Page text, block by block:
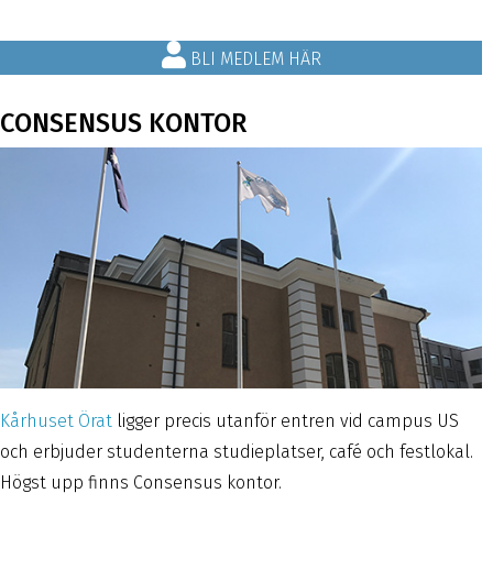
BLI MEDLEM HÄR
CONSENSUS KONTOR
Kårhuset Örat ligger precis utanför entren vid campus US
och erbjuder studenterna studieplatser, café och festlokal.
Högst upp finns Consensus kontor.